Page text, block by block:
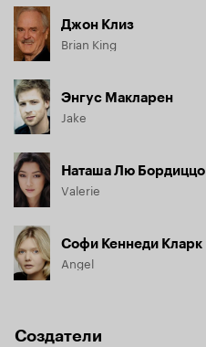
Джон Клиз
Brian King
Энгус Макларен
Jake
Наташа Лю Бордиццо
Valerie
Софи Кеннеди Кларк
Angel
Создатели